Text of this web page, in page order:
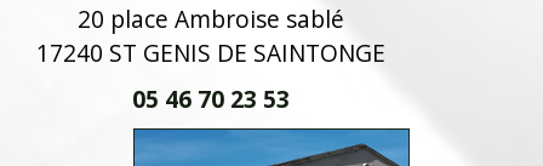
20 place Ambroise sablé
17240 ST GENIS DE SAINTONGE
05 46 70 23 53